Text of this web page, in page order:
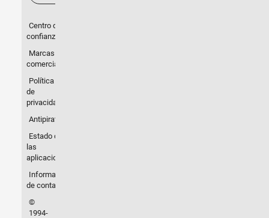
Centro de
confianza
Marcas
comerciales
Política
de
privacidad
Antipiratería
Estado de
las
aplicaciones
Información
de contacto
©
1994-